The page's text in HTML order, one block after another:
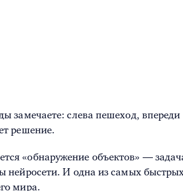
замечаете: слева пешеход,
решение.
«обнаружение объектов» —
нейросети. И одна из самых
мира.